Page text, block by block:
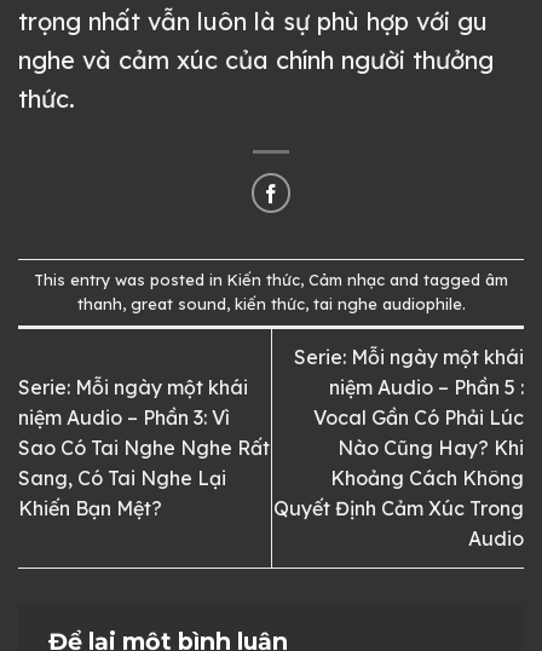
trọng nhất vẫn luôn là sự phù hợp với gu
nghe và cảm xúc của chính người thưởng
thức.
This entry was posted in Kiến thức, Cảm nhạc and tagged âm
thanh, great sound, kiến thức, tai nghe audiophile.
Serie: Mỗi ngày một khái
niệm Audio – Phần 3: Vì
Sao Có Tai Nghe Nghe Rất
Sang, Có Tai Nghe Lại
Khiến Bạn Mệt?
Serie: Mỗi ngày một khái
niệm Audio – Phần 5 :
Vocal Gần Có Phải Lúc
Nào Cũng Hay? Khi
Khoảng Cách Không
Quyết Định Cảm Xúc Trong
Audio
Để lại một bình luận